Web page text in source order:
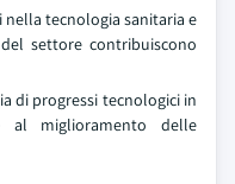
tecnologia sanitaria e
settore contribuiscono
di progressi tecnologici in
miglioramento delle